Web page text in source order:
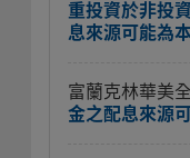
重投資於非投
息來源可能為
富蘭克林華美
金之配息來源